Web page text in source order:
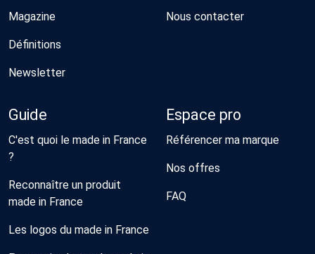
Magazine
Définitions
Newsletter
Nous contacter
Guide
C'est quoi le made in France
?
Reconnaître un produit
made in France
Les logos du made in France
Espace pro
Référencer ma marque
Nos offres
FAQ